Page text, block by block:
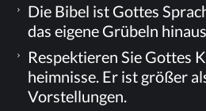
Die Bi­bel ist Got­tes
das ei­ge­ne Grü­beln
Re­spek­tie­ren Sie Got­tes
heim­nis­se. Er ist grö­ßer
Vorstellungen.